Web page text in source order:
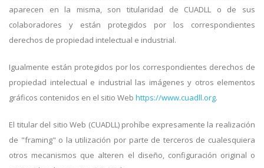
aparecen en la misma, son titularidad de CUADLL o de sus
colaboradores y están protegidos por los correspondientes
derechos de propiedad intelectual e industrial.
Igualmente están protegidos por los correspondientes derechos de
propiedad intelectual e industrial las imágenes y otros elementos
gráficos contenidos en el sitio Web https://www.cuadll.org.
El titular del sitio Web (CUADLL) prohíbe expresamente la realización
de "framing" o la utilización por parte de terceros de cualesquiera
otros mecanismos que alteren el diseño, configuración original o